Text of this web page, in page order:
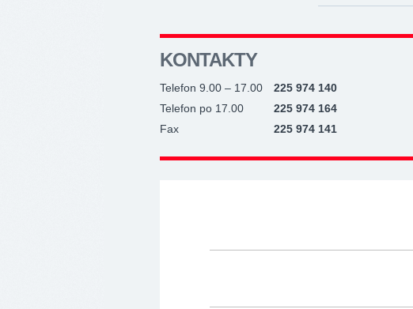
KONTAKTY
Telefon 9.00 – 17.00
225 974 140
Telefon po 17.00
225 974 164
Fax
225 974 141